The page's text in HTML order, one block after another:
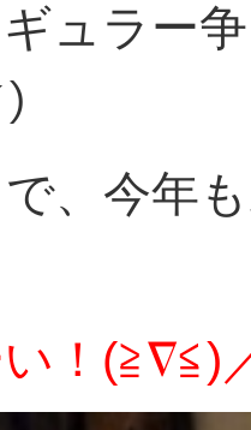
ュラー
、今年
い！